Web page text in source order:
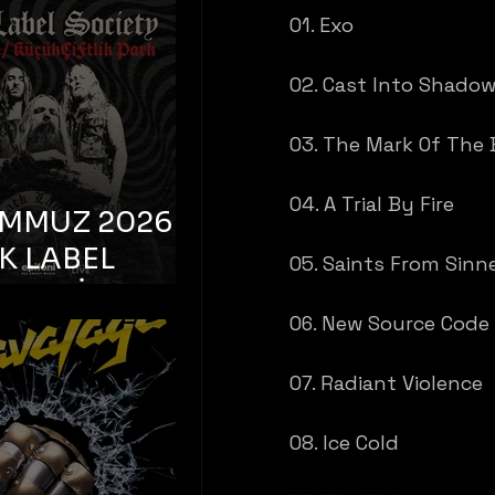
01. Exo
02. Cast Into Shadow
03. The Mark Of The
04. A Trial By Fire
05. Saints From
06. New Source Code
07. Radiant Violence
08. Ice Cold
Bonus
2026 –
LABEL
– İstanbul,
Park